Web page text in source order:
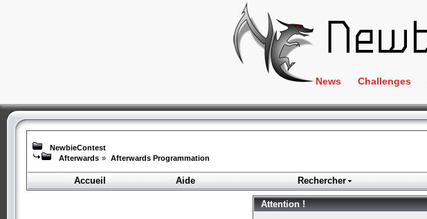
News Challenges
Crackme
ClientSide
Forensics
Hacking
NewbieContest
Afterwards » Afterwards Programmation
Accueil
Aide Rechercher
Attention !